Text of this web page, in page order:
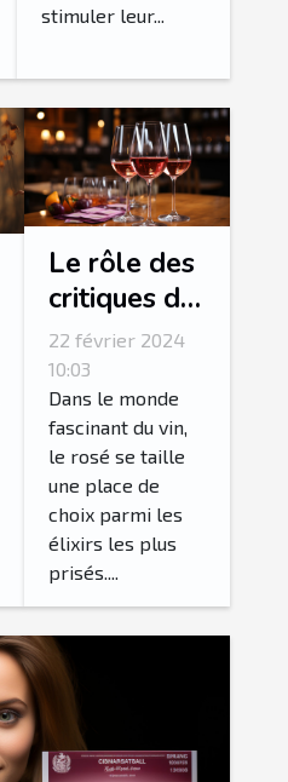
stimuler leur...
Le rôle des
critiques de
vin dans la
valorisation
du rosé
22 février 2024
10:03
Dans le monde
fascinant du vin,
le rosé se taille
une place de
choix parmi les
élixirs les plus
prisés....